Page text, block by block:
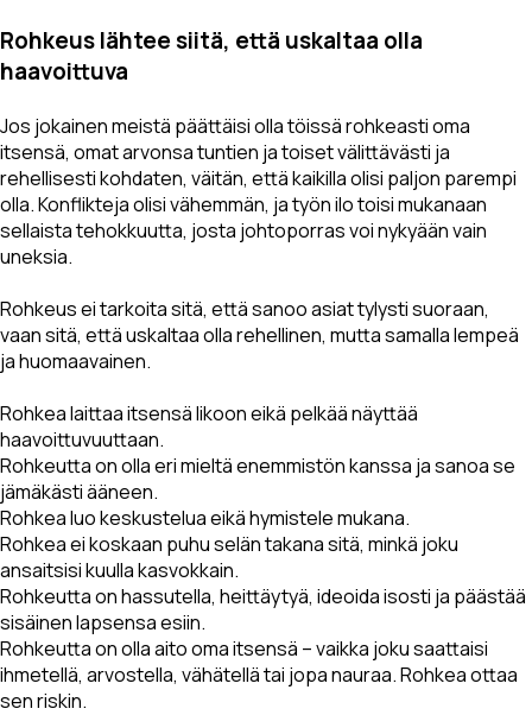
Rohkeus lähtee siitä, että uskaltaa olla
haavoittuva
Jos jokainen meistä päättäisi olla töissä rohkeasti oma
itsensä, omat arvonsa tuntien ja toiset välittävästi ja
rehellisesti kohdaten, väitän, että kaikilla olisi paljon parempi
olla. Konflikteja olisi vähemmän, ja työn ilo toisi mukanaan
sellaista tehokkuutta, josta johtoporras voi nykyään vain
uneksia.
Rohkeus ei tarkoita sitä, että sanoo asiat tylysti suoraan,
vaan sitä, että uskaltaa olla rehellinen, mutta samalla lempeä
ja huomaavainen.
Rohkea laittaa itsensä likoon eikä pelkää näyttää
haavoittuvuuttaan.
Rohkeutta on olla eri mieltä enemmistön kanssa ja sanoa se
jämäkästi ääneen.
Rohkea luo keskustelua eikä hymistele mukana.
Rohkea ei koskaan puhu selän takana sitä, minkä joku
ansaitsisi kuulla kasvokkain.
Rohkeutta on hassutella, heittäytyä, ideoida isosti ja päästää
sisäinen lapsensa esiin.
Rohkeutta on olla aito oma itsensä – vaikka joku saattaisi
ihmetellä, arvostella, vähätellä tai jopa nauraa. Rohkea ottaa
sen riskin.